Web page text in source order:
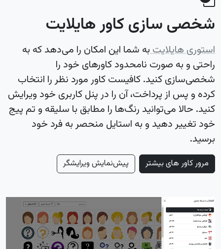
شخصی سازی کاور هایلایت
استوری هایلایتبه شما این امکان را می‌دهد که به
راحتی و به صورت نامحدود کاورهای خود را
شخصی‌سازی کنید. کافیست کاور مورد نظر را انتخاب
کرده و پس از پرداخت، آن را در پنل کاربری خود ویرایش
کنید. حالا می‌توانید رنگ‌ها را مطابق با سلیقه و تم پیج
خود تغییر دهید و به استایل منحصر به فرد خود
برسید.
مرور کاور های بیشتر پیش‌نمایش ویرایشگر